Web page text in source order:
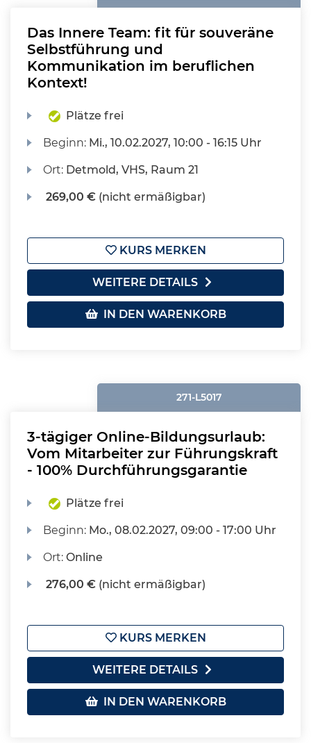
Das Innere Team: fit für souveräne
Selbstführung und
Kommunikation im beruflichen
Kontext!
Plätze frei
Beginn: Mi., 10.02.2027, 10:00 - 16:15 Uhr
Ort: Detmold, VHS, Raum 21
269,00 € (nicht ermäßigbar)
KURS MERKEN
WEITERE DETAILS
IN DEN WARENKORB
271-L5017
3-tägiger Online-Bildungsurlaub:
Vom Mitarbeiter zur Führungskraft
- 100% Durchführungsgarantie
Plätze frei
Beginn: Mo., 08.02.2027, 09:00 - 17:00 Uhr
Ort:Online
276,00 € (nicht ermäßigbar)
KURS MERKEN
WEITERE DETAILS
IN DEN WARENKORB